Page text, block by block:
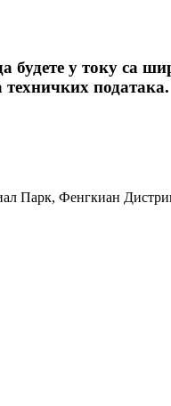
у току са
података.
Парк, Фенгкиан